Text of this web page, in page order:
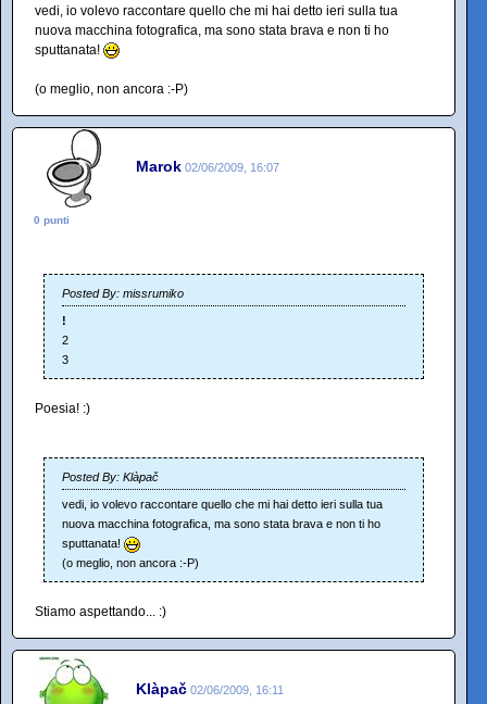
vedi, io volevo raccontare quello che mi hai detto ieri sulla tua
nuova macchina fotografica, ma sono stata brava e non ti ho
sputtanata!
(o meglio, non ancora :-P)
Marok 02/06/2009, 16:07
0 punti
Posted By: missrumiko
!
2
3
Poesia! :)
Posted By: Klàpač
vedi, io volevo raccontare quello che mi hai detto ieri sulla tua
nuova macchina fotografica, ma sono stata brava e non ti ho
sputtanata!
(o meglio, non ancora :-P)
Stiamo aspettando... :)
Klàpač 02/06/2009, 16:11